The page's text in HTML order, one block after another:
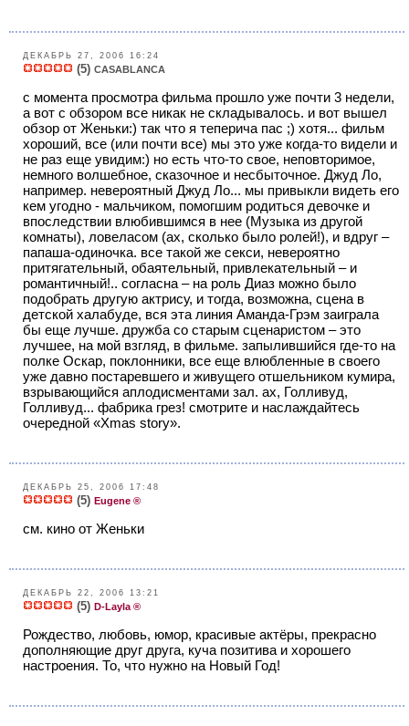
ДЕКАБРЬ 27, 2006 16:24
(5) CASABLANCA
с момента просмотра фильма прошло уже почти 3 недели,
а вот с обзором все никак не складывалось. и вот вышел
обзор от Женьки:) так что я теперича пас ;) хотя... фильм
хороший, все (или почти все) мы это уже когда-то видели и
не раз еще увидим:) но есть что-то свое, неповторимое,
немного волшебное, сказочное и несбыточное. Джуд Ло,
например. невероятный Джуд Ло... мы привыкли видеть его
кем угодно - мальчиком, помогшим родиться девочке и
впоследствии влюбившимся в нее (Музыка из другой
комнаты), ловеласом (ах, сколько было ролей!), и вдруг –
папаша-одиночка. все такой же секси, невероятно
притягательный, обаятельный, привлекательный – и
романтичный!.. согласна – на роль Диаз можно было
подобрать другую актрису, и тогда, возможна, сцена в
детской халабуде, вся эта линия Аманда-Грэм заиграла
бы еще лучше. дружба со старым сценаристом – это
лучшее, на мой взгляд, в фильме. запылившийся где-то на
полке Оскар, поклонники, все еще влюбленные в своего
уже давно постаревшего и живущего отшельником кумира,
взрывающийся аплодисментами зал. ах, Голливуд,
Голливуд... фабрика грез! смотрите и наслаждайтесь
очередной «Xmas story».
ДЕКАБРЬ 25, 2006 17:48
(5) Eugene ®
см. кино от Женьки
ДЕКАБРЬ 22, 2006 13:21
(5) D-Layla ®
Рождество, любовь, юмор, красивые актёры, прекрасно
дополняющие друг друга, куча позитива и хорошего
настроения. То, что нужно на Новый Год!